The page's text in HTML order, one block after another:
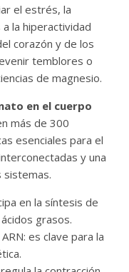
el estrés, la
la hiperactividad
corazón y de los
temblores o
de magnesio.
en el cuerpo
más de 300
esenciales para el
y una
sistemas.
en la síntesis de
grasos.
es clave para la